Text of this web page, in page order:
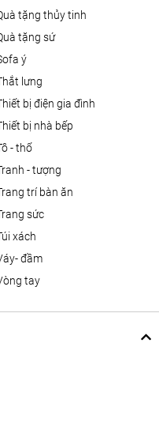
quà tặng thủy tinh
quà tặng sứ
sofa ý
thắt lưng
thiết bị điện gia đình
thiết bị nhà bếp
tô - thố
tranh - tượng
trang trí bàn ăn
trang sức
túi xách
váy- đầm
vòng tay